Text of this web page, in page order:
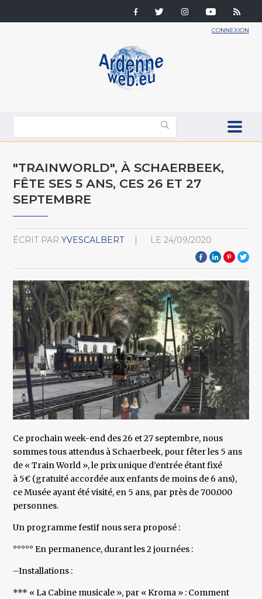
CONNEXION
"TRAINWORLD", À SCHAERBEEK,
FÊTE SES 5 ANS, CES 26 ET 27
SEPTEMBRE
ÉCRIT PAR YVESCALBERT LE 24/09/2020
Ce prochain week-end des 26 et 27 septembre, nous
sommes tous attendus à Schaerbeek, pour fêter les 5 ans
de « Train World », le prix unique d’entrée étant fixé
à 5€ (gratuité accordée aux enfants de moins de 6 ans),
ce Musée ayant été visité, en 5 ans, par près de 700.000
personnes.
Un programme festif nous sera proposé :
°°°°° En permanence, durant les 2 journées :
–Installations :
*** « La Cabine musicale », par « Kroma » : Comment